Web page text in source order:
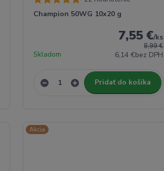
Champion 50WG 10x20 g
8,99 €
7,55 €/ks
6,14 €bez DPH
Skladom
Pridať do košíka
Akcia